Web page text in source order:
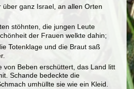
über ganz Israel, an allen Orten
stöhnten, die jungen Leute
der Frauen welkte dahin;
Totenklage und die Braut saß
von Beben erschüttert, das Land litt
Schande bedeckte die
umhüllte sie wie ein Kleid.